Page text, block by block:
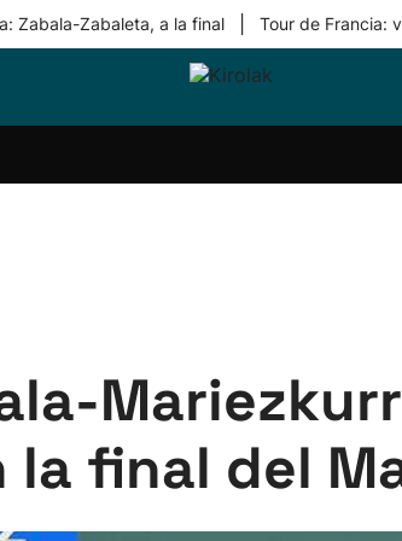
Zabala-Zabaleta, a la final Tour de Francia:
Equipos
final del